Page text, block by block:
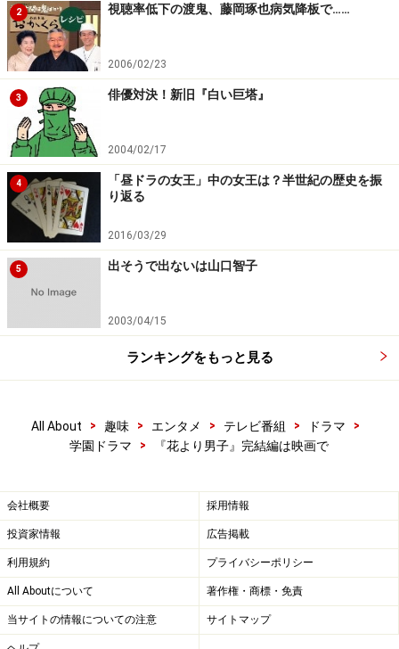
わびしい生活。そのことをかくして仕事に打ち込む中年
男の姿を描くコメディ。
他の出演にIT関連会社の川瀬取締役に成宮寛貴、カフェ
の店長代理でわびしい仲間の加茂に劇団ひとり。他にミ
スキャンパスだった学生時代の元恋人や社長秘書が登場
し淡い恋も描かれるとのこと。
制作担当の吉條英希Ｐは起用理由について「内に秘めた
熱いものが『水面下でもがきながら頑張っている４０歳
の男・スワン』にぴったり」と説明。
『スワンの馬鹿』という仮題の元ネタはトルストイの
『イワンのばか』でしょうね。まじめに働くことしかし
らないイワンが迫害されつつも最後は悪魔に勝つという
・gooニュース：演技派・上川隆也、民放連ドラ初主
演！フジ系「スワンの馬鹿」
木曜劇場は定番・医療ものパート２
2 視聴率低下の渡鬼、藤岡琢也病気降板で……
2006/02/23
3 俳優対決！新旧『白い巨塔』
2004/02/17
4
「昼ドラの女王」中の女王は？半世紀の歴史を振
り返る
2016/03/29
5 出そうで出ないは山口智子
2003/04/15
ランキングをもっと見る
All About > 趣味 > エンタメ > テレビ番組 > ドラマ
>
学園ドラマ
> 『花より男子』完結編は映画で
会社概要 採用情報
投資家情報 広告掲載
利用規約 プライバシーポリシー
All Aboutについて 著作権・商標・免責
当サイトの情報についての注意 サイトマップ